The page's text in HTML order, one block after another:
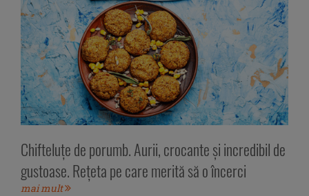
Chifteluțe de porumb. Aurii, crocante și incredibil de
gustoase. Rețeta pe care merită să o încerci
mai mult